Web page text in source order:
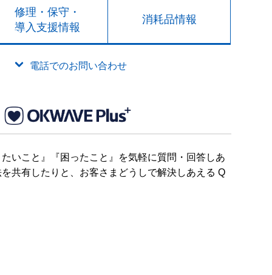
修理・保守・
導入支援情報
消耗品情報
電話でのお問い合わせ
いこと』『困ったこと』を気軽に質問・回答しあ
共有したりと、お客さまどうしで解決しあえる Q